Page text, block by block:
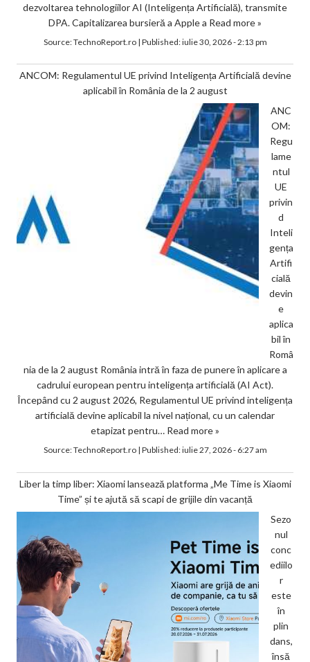
dezvoltarea tehnologiilor AI (Inteligența Artificială), transmite
DPA. Capitalizarea bursieră a Apple a Read more »
Source:TechnoReport.ro| Published:iulie 30, 2026 - 2:13 pm
ANCOM: Regulamentul UE privind Inteligența Artificială devine
aplicabil în România de la 2 august
ANC
OM:
Regu
lame
ntul
UE
privin
d
Inteli
gența
Artifi
cială
devin
e
aplica
bil în
Româ
nia de la 2 august România intră în faza de punere în aplicare a
cadrului european pentru inteligența artificială (AI Act).
Începând cu 2 august 2026, Regulamentul UE privind inteligența
artificială devine aplicabil la nivel național, cu un calendar
etapizat pentru… Read more »
Source:TechnoReport.ro| Published:iulie 27, 2026 - 6:27 am
Liber la timp liber: Xiaomi lansează platforma „Me Time is Xiaomi
Time” și te ajută să scapi de grijile din vacanță
Sezo
nul
conc
ediilo
r
este
în
plin
dans,
însă